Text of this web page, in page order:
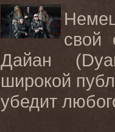
свой
Дайан (
широкой
убедит